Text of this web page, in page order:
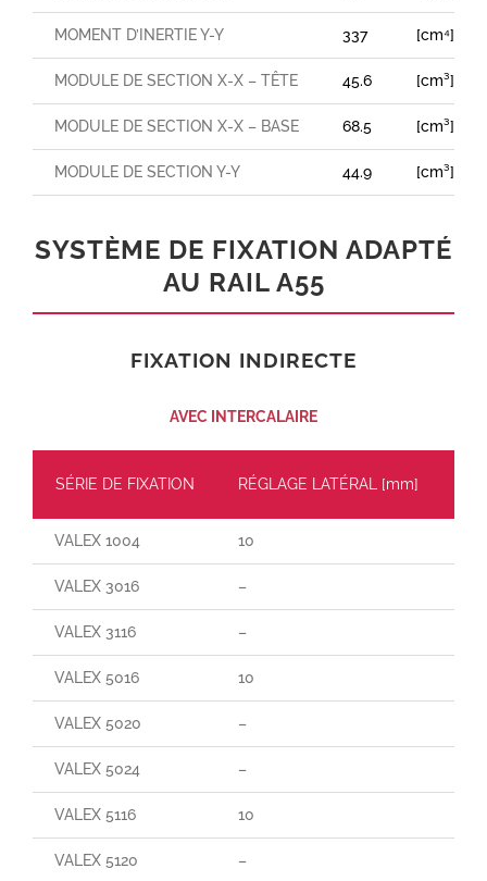
MOMENT D’INERTIE Y-Y 337 [cm⁴]
MODULE DE SECTION X-X – TÊTE 45.6 [cm³]
MODULE DE SECTION X-X – BASE 68.5 [cm³]
MODULE DE SECTION Y-Y 44.9 [cm³]
SYSTÈME DE FIXATION ADAPTÉ
AU RAIL A55
FIXATION INDIRECTE
AVEC INTERCALAIRE
SÉRIE DE FIXATION RÉGLAGE LATÉRAL [mm]
VALEX 1004 10
VALEX 3016 –
VALEX 3116 –
VALEX 5016 10
VALEX 5020 –
VALEX 5024 –
VALEX 5116 10
VALEX 5120 –